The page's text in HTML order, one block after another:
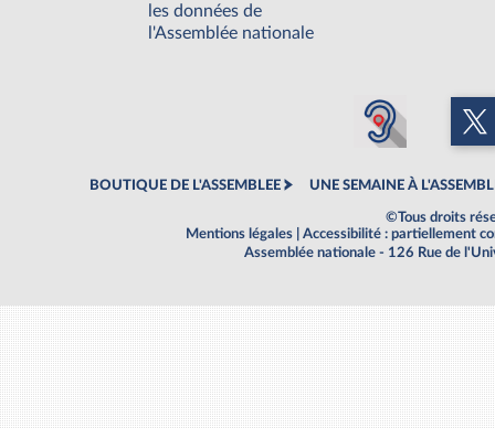
les données de
l'Assemblée nationale
BOUTIQUE DE L'ASSEMBLEE UNE SEMAINE À
©Tous droits
Mentions légales
Accessibilité : partiellement
Assemblée nationale - 126 Rue de